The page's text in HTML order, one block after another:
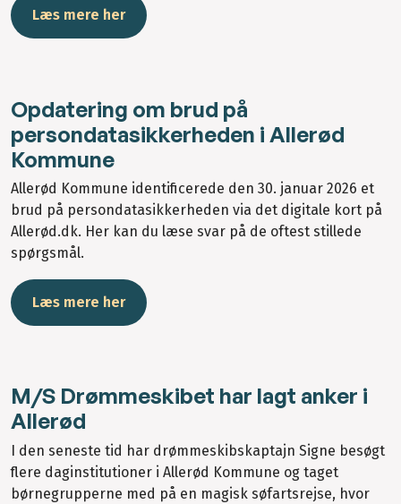
Læs mere her
Opdatering om brud på
persondatasikkerheden i Allerød
Kommune
Allerød Kommune identificerede den 30. januar 2026 et
brud på persondatasikkerheden via det digitale kort på
Allerød.dk. Her kan du læse svar på de oftest stillede
spørgsmål.
Læs mere her
M/S Drømmeskibet har lagt anker i
Allerød
I den seneste tid har drømmeskibskaptajn Signe besøgt
flere daginstitutioner i Allerød Kommune og taget
børnegrupperne med på en magisk søfartsrejse, hvor